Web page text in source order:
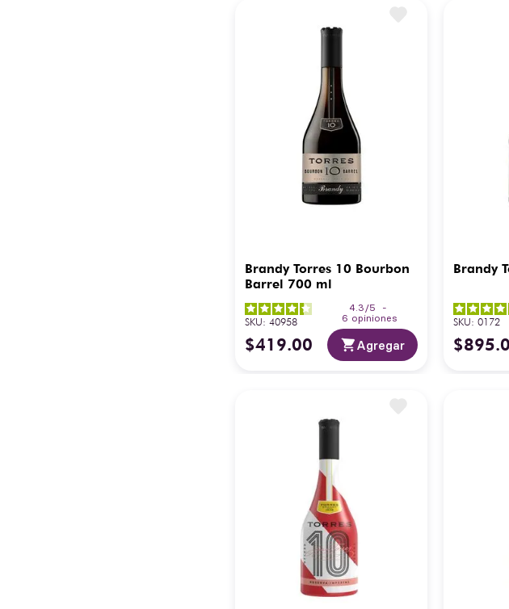
Brandy Torres 10 Bourbon
Barrel 700 ml
4.3 /5
-
6 opiniones
SKU:40958
$419.00 Agregar
SKU:0172
$895.